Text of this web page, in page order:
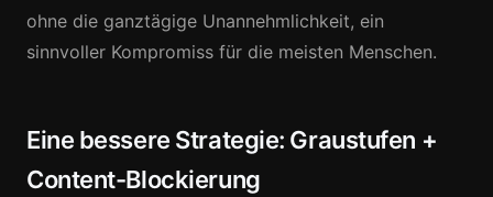
ohne die ganztägige Unannehmlichkeit, ein
sinnvoller Kompromiss für die meisten Menschen.
Eine bessere Strategie: Graustufen +
Content-Blockierung